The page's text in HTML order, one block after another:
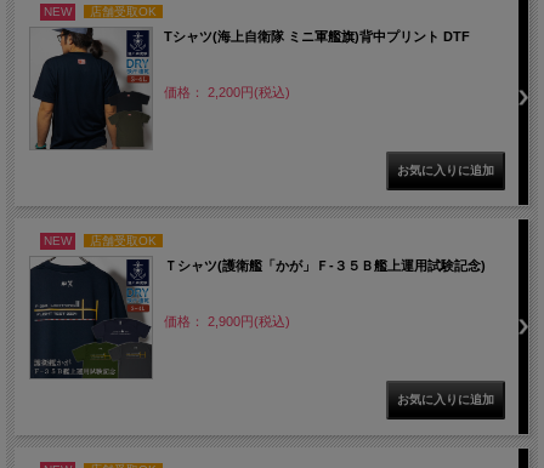
NEW 店舗受取OK
Tシャツ(海上自衛隊 ミニ軍艦旗)背中プリント DTF
価格： 2,200円(税込)
NEW 店舗受取OK
Ｔシャツ(護衛艦「かが」Ｆ-３５Ｂ艦上運用試験記念)
価格： 2,900円(税込)